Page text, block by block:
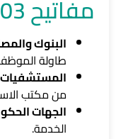
مفاتيح ST-C03
البنوك
طاولة
المستشفيات
من مكتب
الجهات
الخدمة.